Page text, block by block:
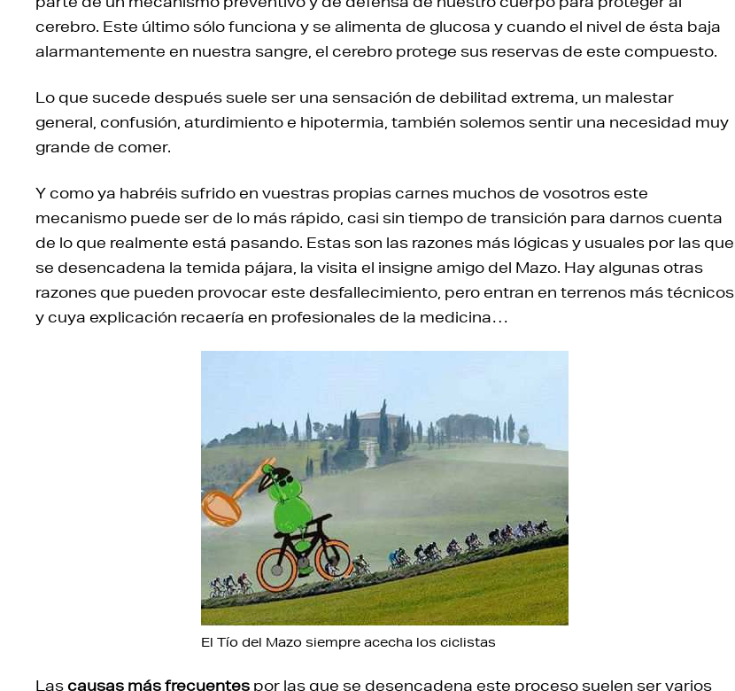
cerebro. Este último sólo funciona y se alimenta de glucosa y cuando el nivel de ésta baja
alarmantemente en nuestra sangre, el cerebro protege sus reservas de este compuesto.
Lo que sucede después suele ser una sensación de debilitad extrema, un malestar
general, confusión, aturdimiento e hipotermia, también solemos sentir una necesidad muy
grande de comer.
Y como ya habréis sufrido en vuestras propias carnes muchos de vosotros este
mecanismo puede ser de lo más rápido, casi sin tiempo de transición para darnos cuenta
de lo que realmente está pasando. Estas son las razones más lógicas y usuales por las que
se desencadena la temida pájara, la visita el insigne amigo del Mazo. Hay algunas otras
razones que pueden provocar este desfallecimiento, pero entran en terrenos más técnicos
y cuya explicación recaería en profesionales de la medicina…
El Tío del Mazo siempre acecha los ciclistas
Lascausas más frecuentes por las que se desencadena este proceso suelen ser varios